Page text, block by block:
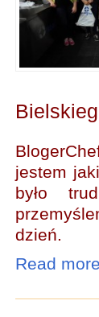
jestem
było
dzień.
Read